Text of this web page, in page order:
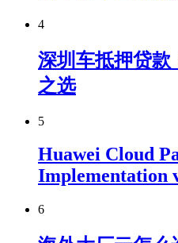
4
深圳车抵押贷款
之选
5
Huawei Cloud
Implementation
6